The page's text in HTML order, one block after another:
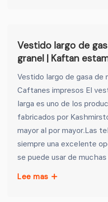
Vestido largo de
granel | Kaftan
Vestido largo de gasa de
Caftanes impresos El
larga es uno de los
fabricados por
mayor al por mayor.Las
siempre una excelente
se puede usar de
Lee mas